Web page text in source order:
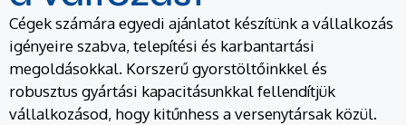
Cégek számára egyedi ajánlatot készítünk a vállalkozás
igényeire szabva, telepítési és karbantartási
megoldásokkal. Korszerű gyorstöltőinkkel és
robusztus gyártási kapacitásunkkal fellendítjük
vállalkozásod, hogy kitűnhess a versenytársak közül.